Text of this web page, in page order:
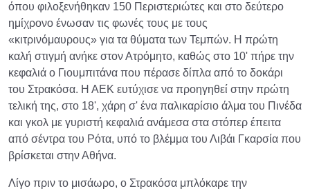
όπου φιλοξενήθηκαν 150 Περιστεριώτες και στο δεύτερο
ημίχρονο ένωσαν τις φωνές τους με τους
«κιτρινόμαυρους» για τα θύματα των Τεμπών. Η πρώτη
καλή στιγμή ανήκε στον Ατρόμητο, καθώς στο 10' πήρε την
κεφαλιά ο Γιουμπιτάνα που πέρασε δίπλα από το δοκάρι
του Στρακόσα. Η ΑΕΚ ευτύχισε να προηγηθεί στην πρώτη
τελική της, στο 18', χάρη σ' ένα παλικαρίσιο άλμα του Πινέδα
και γκολ με γυριστή κεφαλιά ανάμεσα στα στόπερ έπειτα
από σέντρα του Ρότα, υπό το βλέμμα του Λιβάι Γκαρσία που
βρίσκεται στην Αθήνα.
Λίγο πριν το μισάωρο, ο Στρακόσα μπλόκαρε την